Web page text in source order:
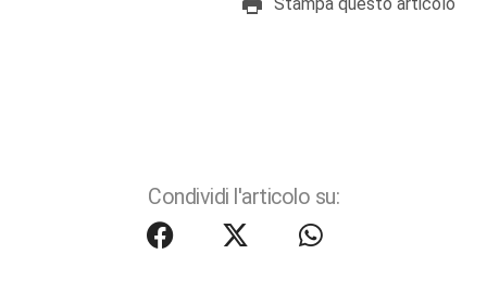
Stampa questo articolo
Condividi l'articolo su: